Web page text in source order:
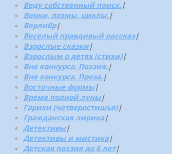
Веду собственный поиск.|
Венки, поэмы, циклы.|
Верлибр|
Веселый правдивый рассказ|
Взрослые сказки|
Взрослым о детях (стихи)|
Вне конкурса. Поэзия.|
Вне конкурса. Проза.|
Восточные формы|
Время полной луны|
Гарики (четверостишья)|
Гражданская лирика|
Детективы|
Детективы и мистика|
Детская поэзия до 6 лет|